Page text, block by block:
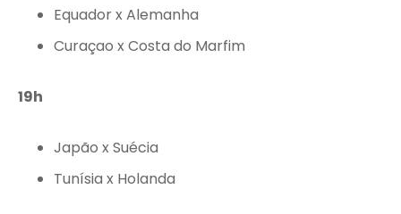
Equador x Alemanha
Curaçao x Costa do Marfim
19h
Japão x Suécia
Tunísia x Holanda